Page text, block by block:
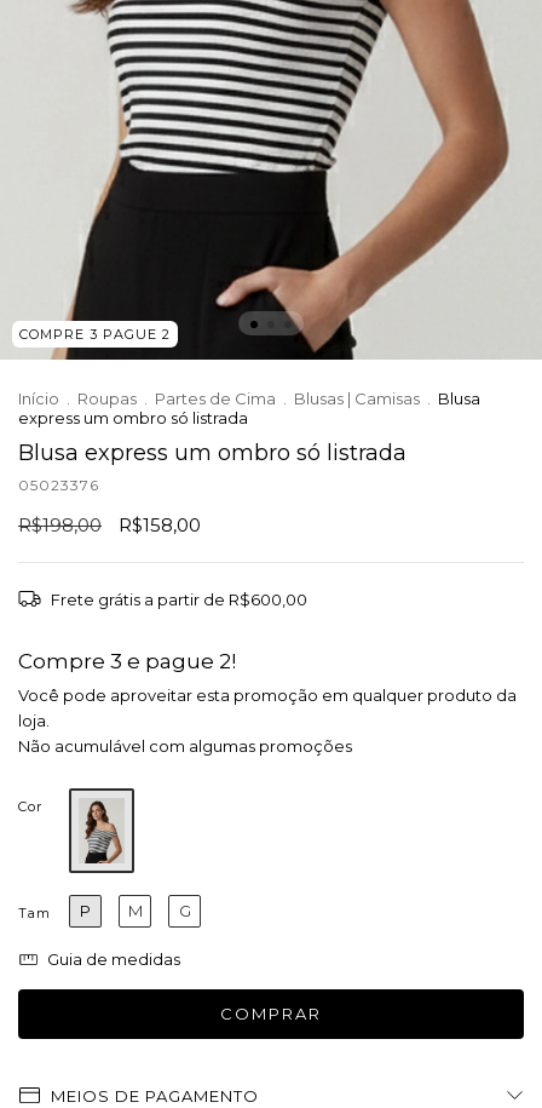
COMPRE 3 PAGUE 2
Início Roupas Partes de Cima Blusas | Camisas
Blusa
express um ombro só listrada
Blusa express um ombro só listrada
05023376
R$198,00 R$158,00
Frete grátis a partir de R$600,00
Compre 3 e pague 2!
Você pode aproveitar esta promoção em qualquer produto da
loja.
Não acumulável com algumas promoções
Cor
Tam P M G
Guia de medidas
MEIOS DE PAGAMENTO